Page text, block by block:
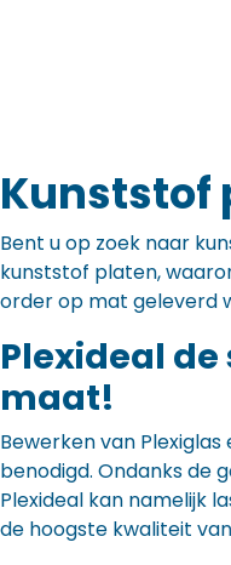
Kunststof
Bent u op zoek naar
kunststof platen,
order op mat geleverd
Plexideal
maat!
Bewerken van
benodigd. Ondanks de
Plexideal kan namelijk
de hoogste kwaliteit